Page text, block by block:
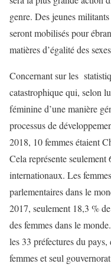
genre. Des jeunes
seront mobilisés pour
matières d’égalité des
Concernant sur les
catastrophique qui, selon
féminine d’une manière
processus de
2018, 10 femmes étaient
Cela représente
internationaux. Les
parlementaires dans le
2017, seulement 18,3 %
des femmes dans le
les 33 préfectures du
femmes et seul